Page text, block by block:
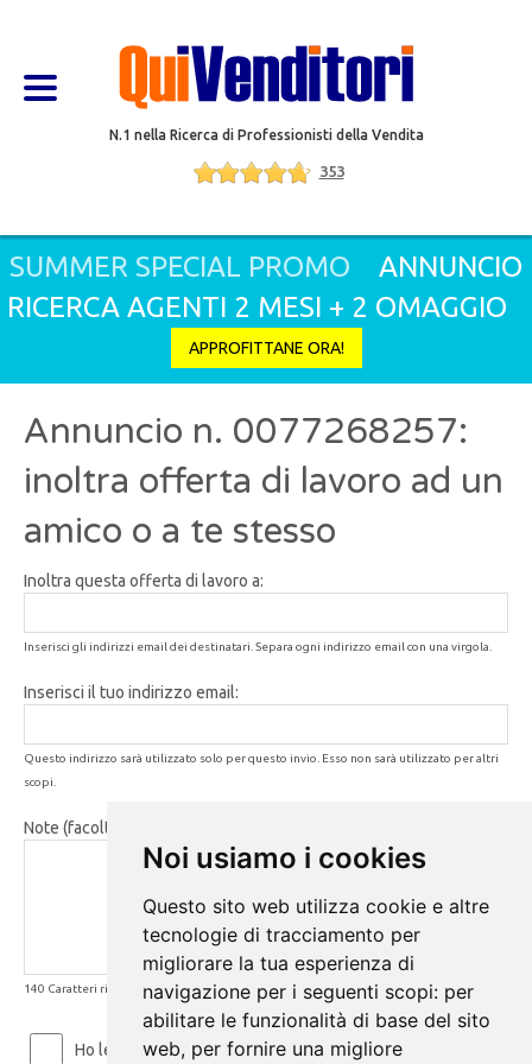
Noi usiamo i cookies
Questo sito web utilizza cookie e altre
tecnologie di tracciamento per
migliorare la tua esperienza di
navigazione per i seguenti scopi: per
abilitare le funzionalità di base del sito
web, per fornire una migliore
N.1 nella Ricerca di Professionisti della Vendita
353
SUMMER SPECIAL PROMO ANNUNCIO
RICERCA AGENTI 2 MESI + 2 OMAGGIO
APPROFITTANE ORA!
Annuncio n. 0077268257:
inoltra offerta di lavoro ad un
amico o a te stesso
Inoltra questa offerta di lavoro a:
Inserisci gli indirizzi email dei destinatari. Separa ogni indirizzo email con una virgola.
Inserisci il tuo indirizzo email:
Questo indirizzo sarà utilizzato solo per questo invio. Esso non sarà utilizzato per altri
scopi.
Note (facoltativo):
140 Caratteri rimanenti
Ho letto ed accetto leCondizioni d'usoe laPrivacy Policy